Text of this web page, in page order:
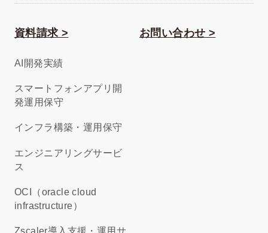
資料請求 >
AI開発実績
スマートフォンアプリ開
発運用保守
インフラ構築・運用保守
エンジニアリングサービ
ス
OCI（oracle cloud
infrastructure）
Zscaler導入支援・運用サ
お問い合わせ >